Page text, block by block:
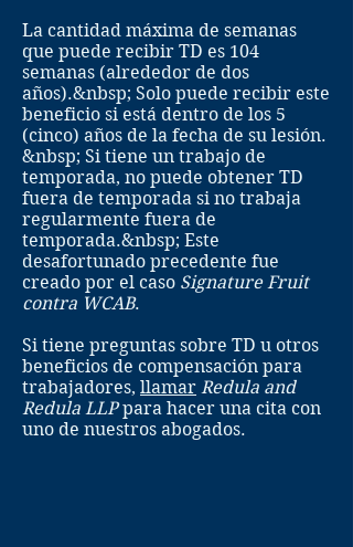
La cantidad máxima de semanas
que puede recibir TD es 104
semanas (alrededor de dos
años).&nbsp; Solo puede recibir este
beneficio si está dentro de los 5
(cinco) años de la fecha de su lesión.
&nbsp; Si tiene un trabajo de
temporada, no puede obtener TD
fuera de temporada si no trabaja
regularmente fuera de
temporada.&nbsp; Este
desafortunado precedente fue
creado por el caso Signature Fruit
contra WCAB.
Si tiene preguntas sobre TD u otros
beneficios de compensación para
trabajadores, llamar Redula and
Redula LLPpara hacer una cita con
uno de nuestros abogados.